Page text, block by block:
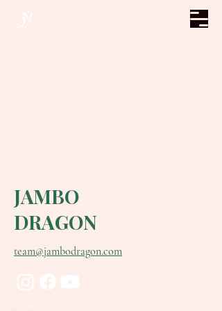
JAMBO
DRAGON
team@jambodragon.com